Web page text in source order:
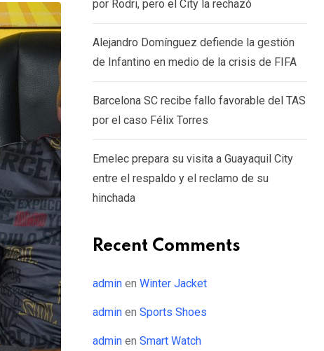
Email
por Rodri, pero el City la rechazó
Alejandro Domínguez defiende la gestión
de Infantino en medio de la crisis de FIFA
Barcelona SC recibe fallo favorable del TAS
por el caso Félix Torres
Emelec prepara su visita a Guayaquil City
entre el respaldo y el reclamo de su
hinchada
Recent Comments
admin en Winter Jacket
admin en Sports Shoes
admin en Smart Watch